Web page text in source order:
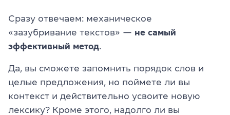
Сразу отвечаем: механическое
«зазубривание текстов» — не самый
эффективный метод
Да, вы сможете запомнить порядок слов и
целые предложения, но поймете ли вы
контекст и действительно усвоите новую
лексику? Кроме этого, надолго ли вы